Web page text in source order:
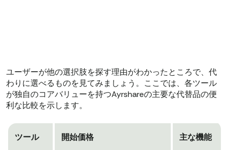
ユーザーが他の選択肢を探す理由がわかったところで、代
わりに選べるものを見てみましょう。ここでは、各ツール
が独自のコアバリューを持つAyrshareの主要な代替品の便
利な比較を示します。
ツール 開始価格 主な機能